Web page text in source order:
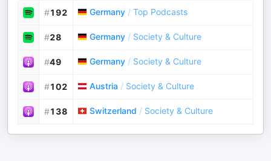
#192 Germany / Top Podcasts
#28 Germany / Society & Culture
#49 Germany / Society & Culture
#102 Austria / Society & Culture
#138 Switzerland / Society & Culture